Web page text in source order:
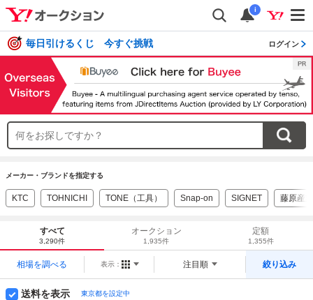
i
毎日引けるくじ 今すぐ挑戦 ログイン
メーカー・ブランドを指定する
KTC TOHNICHI TONE（工具） Snap-on SIGNET 藤原産業
すべて
3,290件
オークション
1,935件
定額
1,355件
相場を調べる 表示： 注目順 絞り込み
送料を表示 東京都を設定中